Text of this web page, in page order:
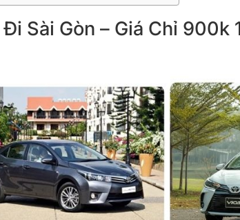
Sài Gòn – Giá Chỉ 900k